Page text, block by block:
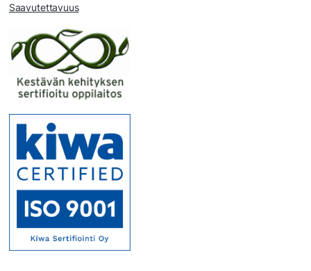
Saavutettavuus